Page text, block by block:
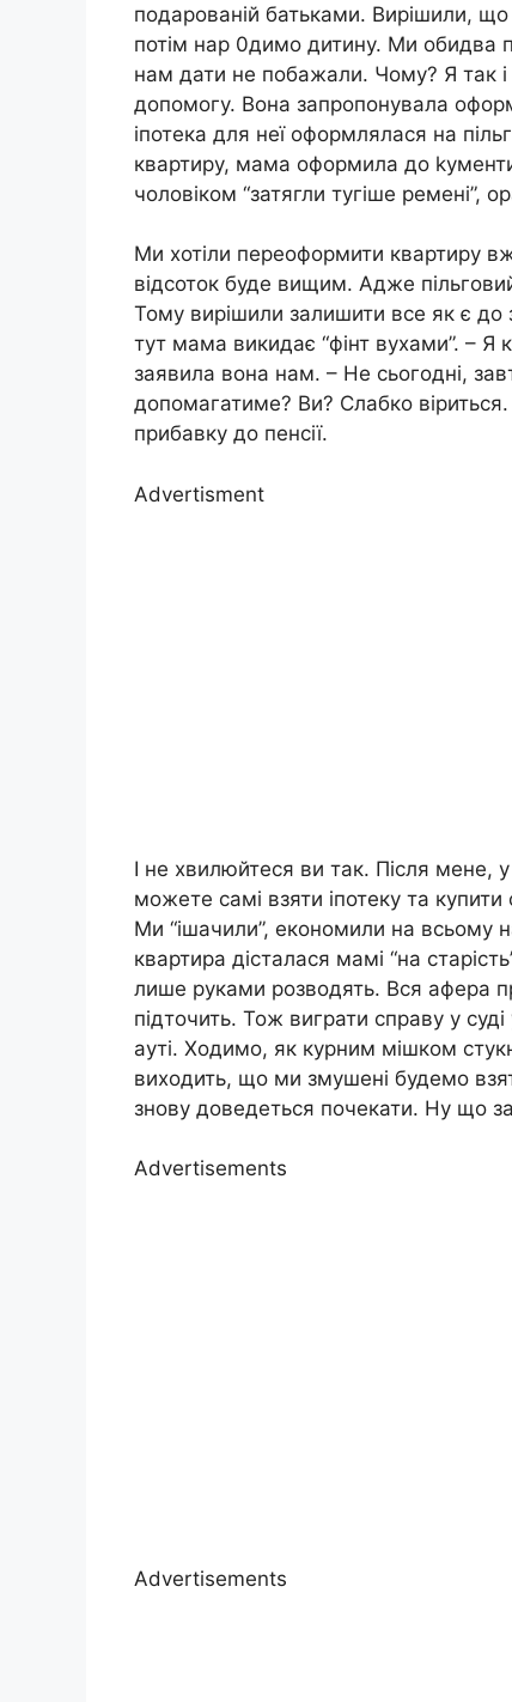
подарованій батьками. Вирішили,
потім нар 0димо дитину. Ми обидва
нам дати не побажали. Чому? Я так
допомогу. Вона запропонувала
іпотека для неї оформлялася на
квартиру, мама оформила до
чоловіком “затягли тугіше ремені”,
Ми хотіли переоформити квартиру
відсоток буде вищим. Адже
Тому вирішили залишити все як є до
тут мама викидає “фінт вухами”. –
заявила вона нам. – Не сьогодні,
допомагатиме? Ви? Слабко
прибавку до пенсії.
Advertisment
І не хвилюйтеся ви так. Після мене,
можете самі взяти іпотеку та
Ми “ішачили”, економили на
квартира дісталася мамі “на
лише руками розводять. Вся афера
підточить. Тож виграти справу у
ауті. Ходимо, як курним мішком
виходить, що ми змушені будемо
знову доведеться почекати. Ну що
Advertisements
Advertisements